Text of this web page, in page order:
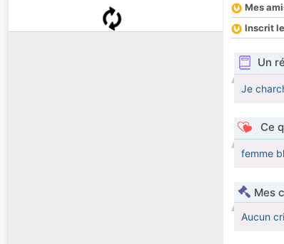
Mes
Inscrit le
Un
Je
Ce
femme
Mes
Aucun